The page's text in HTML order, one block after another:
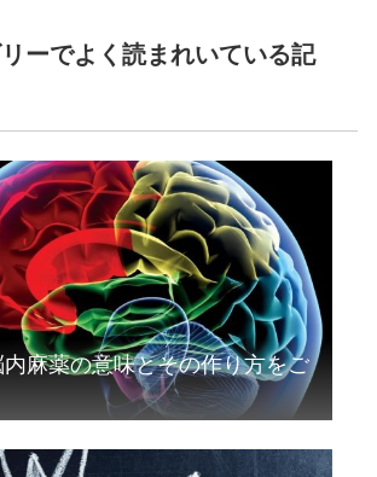
ーでよく読まれいている記
麻薬の意味とその作り方をご